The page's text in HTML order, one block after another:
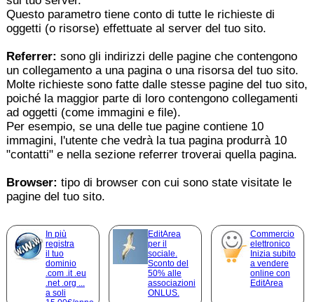
Questo parametro tiene conto di tutte le richieste di
oggetti (o risorse) effettuate al server del tuo sito.
Referrer: sono gli indirizzi delle pagine che contengono
un collegamento a una pagina o una risorsa del tuo sito.
Molte richieste sono fatte dalle stesse pagine del tuo sito,
poiché la maggior parte di loro contengono collegamenti
ad oggetti (come immagini e file).
Per esempio, se una delle tue pagine contiene 10
immagini, l'utente che vedrà la tua pagina produrrà 10
"contatti" e nella sezione referrer troverai quella pagina.
Browser: tipo di browser con cui sono state visitate le
pagine del tuo sito.
In più
registra
il tuo
dominio
.com .it .eu
.net .org ...
a soli
EditArea
per il
sociale.
Sconto del
50% alle
associazioni
ONLUS.
Commercio
elettronico
Inizia subito
a vendere
online con
EditArea